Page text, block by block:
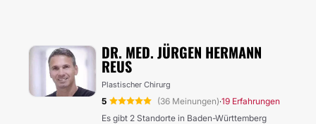
DR. MED. JÜRGEN HERMANN
REUS
Plastischer Chirurg
5 (36 Meinungen)·19 Erfahrungen
Es gibt 2 Standorte in Baden-Württemberg